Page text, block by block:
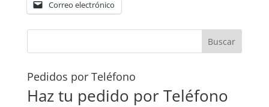
Correo electrónico
Pedidos por Teléfono
Haz tu pedido por Teléfono